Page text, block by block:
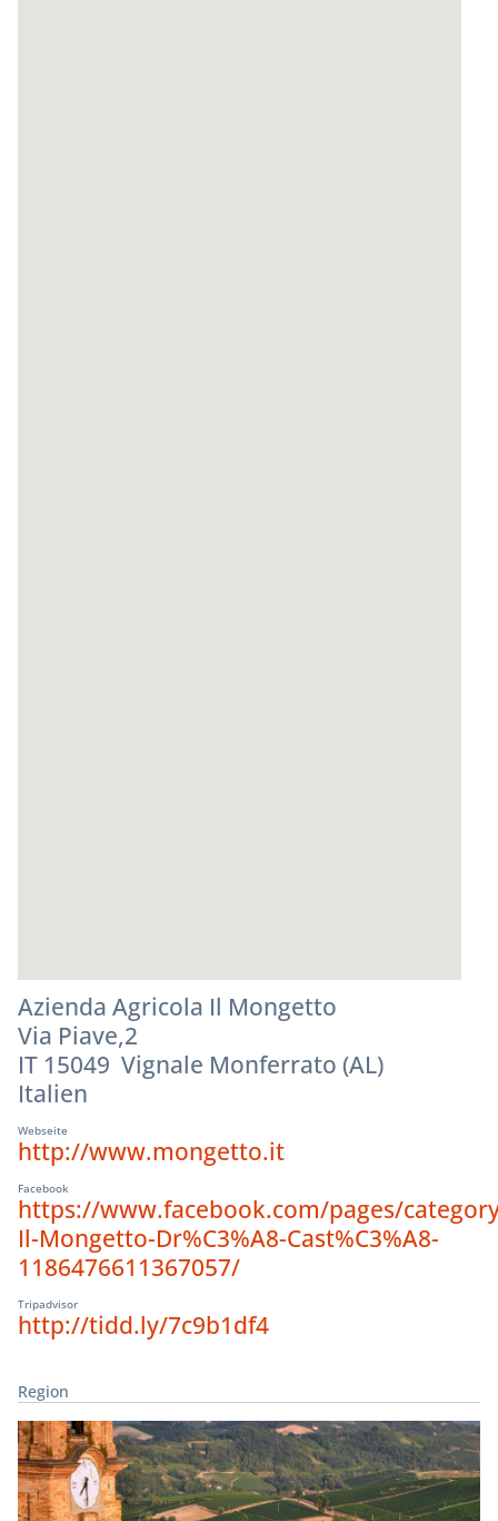
Azienda Agricola Il Mongetto
Via Piave,2
IT 15049 Vignale Monferrato (AL)
Italien
Webseite
http://www.mongetto.it
Facebook
https://www.facebook.com/pages/
Il-Mongetto-Dr%C3%A8-Cast%C3%A8-
1186476611367057/
Tripadvisor
http://tidd.ly/7c9b1df4
Region